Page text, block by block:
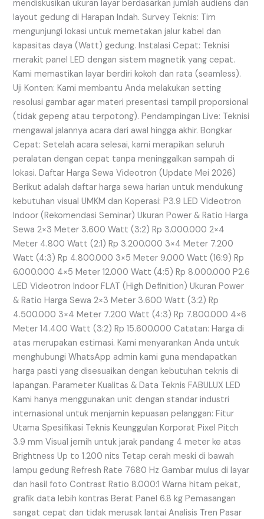
mendiskusikan ukuran layar berdasarkan jumlah audiens dan
layout gedung di Harapan Indah. Survey Teknis: Tim
mengunjungi lokasi untuk memetakan jalur kabel dan
kapasitas daya (Watt) gedung. Instalasi Cepat: Teknisi
merakit panel LED dengan sistem magnetik yang cepat.
Kami memastikan layar berdiri kokoh dan rata (seamless).
Uji Konten: Kami membantu Anda melakukan setting
resolusi gambar agar materi presentasi tampil proporsional
(tidak gepeng atau terpotong). Pendampingan Live: Teknisi
mengawal jalannya acara dari awal hingga akhir. Bongkar
Cepat: Setelah acara selesai, kami merapikan seluruh
peralatan dengan cepat tanpa meninggalkan sampah di
lokasi. Daftar Harga Sewa Videotron (Update Mei 2026)
Berikut adalah daftar harga sewa harian untuk mendukung
kebutuhan visual UMKM dan Koperasi: P3.9 LED Videotron
Indoor (Rekomendasi Seminar) Ukuran Power & Ratio Harga
Sewa 2×3 Meter 3.600 Watt (3:2) Rp 3.000.000 2×4
Meter 4.800 Watt (2:1) Rp 3.200.000 3×4 Meter 7.200
Watt (4:3) Rp 4.800.000 3×5 Meter 9.000 Watt (16:9) Rp
6.000.000 4×5 Meter 12.000 Watt (4:5) Rp 8.000.000 P2.6
LED Videotron Indoor FLAT (High Definition) Ukuran Power
& Ratio Harga Sewa 2×3 Meter 3.600 Watt (3:2) Rp
4.500.000 3×4 Meter 7.200 Watt (4:3) Rp 7.800.000 4×6
Meter 14.400 Watt (3:2) Rp 15.600.000 Catatan: Harga di
atas merupakan estimasi. Kami menyarankan Anda untuk
menghubungi WhatsApp admin kami guna mendapatkan
harga pasti yang disesuaikan dengan kebutuhan teknis di
lapangan. Parameter Kualitas & Data Teknis FABULUX LED
Kami hanya menggunakan unit dengan standar industri
internasional untuk menjamin kepuasan pelanggan: Fitur
Utama Spesifikasi Teknis Keunggulan Korporat Pixel Pitch
3.9 mm Visual jernih untuk jarak pandang 4 meter ke atas
Brightness Up to 1.200 nits Tetap cerah meski di bawah
lampu gedung Refresh Rate 7680 Hz Gambar mulus di layar
dan hasil foto Contrast Ratio 8.000:1 Warna hitam pekat,
grafik data lebih kontras Berat Panel 6.8 kg Pemasangan
sangat cepat dan tidak merusak lantai Analisis Tren Pasar